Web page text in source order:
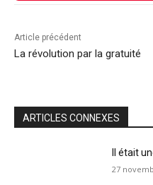
Article précédent
La révolution par la gratuité
ARTICLES CONNEXES
Il était
27